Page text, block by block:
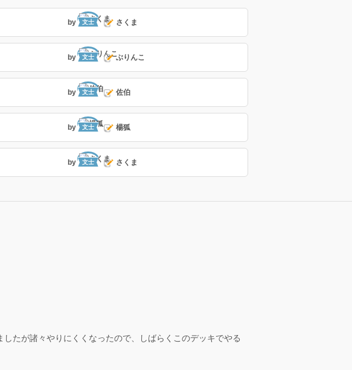
by 文士 さくま
by 文士 ぶりんこ
by 文士 佐伯
by 文士 楊狐
by 文士 さくま
たが諸々やりにくくなったので、しばらくこのデッキでやる